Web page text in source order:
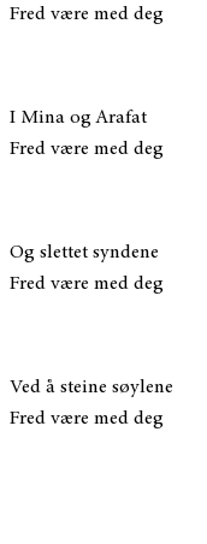
Fred være med deg
I Mina og Arafat
Fred være med deg
Og slettet syndene
Fred være med deg
Ved å steine søylene
Fred være med deg